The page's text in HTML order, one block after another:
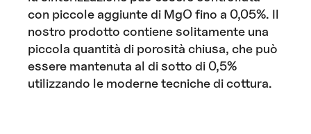
con piccole aggiunte di MgO fino a 0,05%. Il
nostro prodotto contiene solitamente una
piccola quantità di porosità chiusa, che può
essere mantenuta al di sotto di 0,5%
utilizzando le moderne tecniche di cottura.